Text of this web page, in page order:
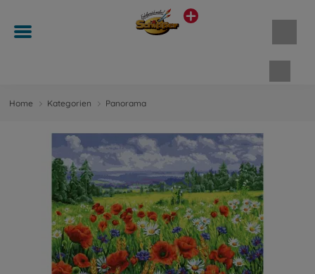
Home Kategorien Panorama